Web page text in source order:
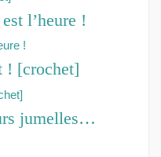
l’heure !
! [crochet]
jumelles…